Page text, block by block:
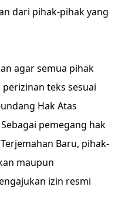
dari pihak-pihak yang
agar semua pihak
teks sesuai
Hak Atas
pemegang hak
Baru, pihak-
maupun
izin resmi